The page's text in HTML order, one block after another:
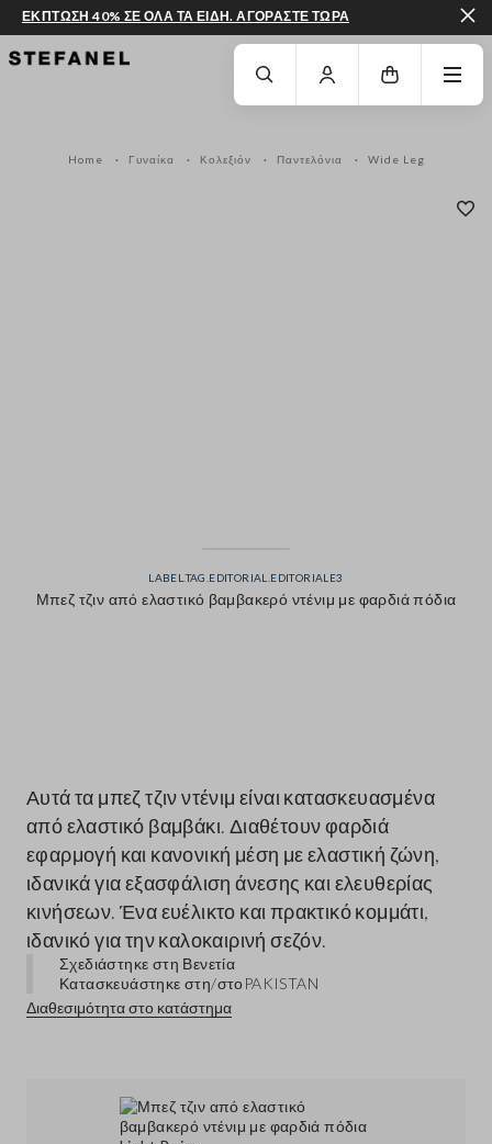
ΜΕΤΆΒΑΣΗ ΣΤΟ ΚΎΡΙΟ ΠΕΡΙΕΧΌΜΕΝΟΚΑΤΕΒΕΊΤΕ ΣΤΟ ΚΆΤΩ ΜΈΡΟΣ
ΕΚΠΤΩΣΗ 40% ΣΕ ΟΛΑ ΤΑ ΕΙΔΗ. ΑΓΟΡΑΣΤΕ ΤΩΡΑ
Home Γυναίκα Κολεξιόν Παντελόνια Wide Leg
LABEL.TAG.EDITORIAL.EDITORIALE3
Μπεζ τζιν από ελαστικό βαμβακερό ντένιμ με φαρδιά πόδια
Αυτά τα μπεζ τζιν ντένιμ είναι κατασκευασμένα
από ελαστικό βαμβάκι. Διαθέτουν φαρδιά
εφαρμογή και κανονική μέση με ελαστική ζώνη,
ιδανικά για εξασφάλιση άνεσης και ελευθερίας
κινήσεων. Ένα ευέλικτο και πρακτικό κομμάτι,
ιδανικό για την καλοκαιρινή σεζόν.
Σχεδιάστηκε στη Βενετία
Κατασκευάστηκε στη/στοPAKISTAN
Διαθεσιμότητα στο κατάστημα